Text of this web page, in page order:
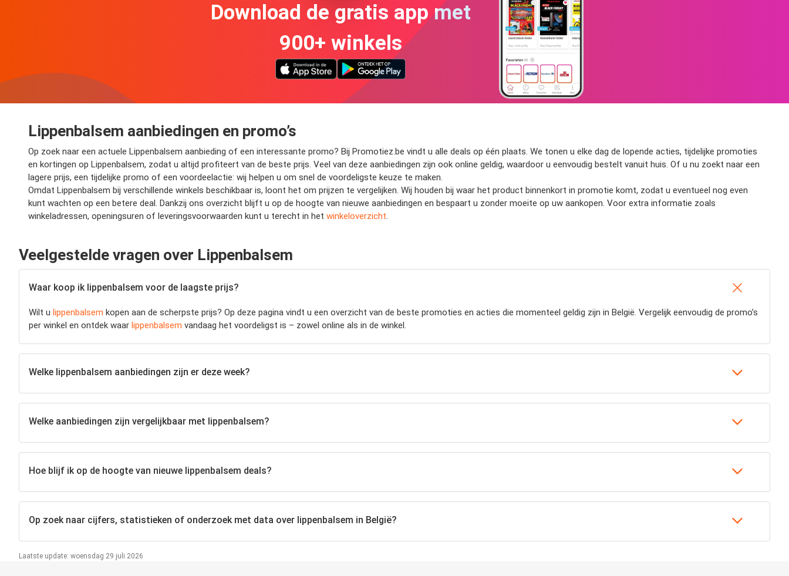
Download de gratis app met
900+ winkels
Lippenbalsem aanbiedingen en promo’s
Op zoek naar een actuele Lippenbalsem aanbieding of een interessante promo? Bij Promotiez.be vindt u alle deals op één plaats. We tonen u elke dag de lopende acties, tijdelijke promoties
en kortingen op Lippenbalsem, zodat u altijd profiteert van de beste prijs. Veel van deze aanbiedingen zijn ook online geldig, waardoor u eenvoudig bestelt vanuit huis. Of u nu zoekt naar een
lagere prijs, een tijdelijke promo of een voordeelactie: wij helpen u om snel de voordeligste keuze te maken.
Omdat Lippenbalsem bij verschillende winkels beschikbaar is, loont het om prijzen te vergelijken. Wij houden bij waar het product binnenkort in promotie komt, zodat u eventueel nog even
kunt wachten op een betere deal. Dankzij ons overzicht blijft u op de hoogte van nieuwe aanbiedingen en bespaart u zonder moeite op uw aankopen. Voor extra informatie zoals
winkeladressen, openingsuren of leveringsvoorwaarden kunt u terecht in het winkeloverzicht
Veelgestelde vragen over Lippenbalsem
Waar koop ik lippenbalsem voor de laagste prijs?
Wilt u lippenbalsem kopen aan de scherpste prijs? Op deze pagina vindt u een overzicht van de beste promoties en acties die momenteel geldig zijn in België. Vergelijk eenvoudig de promo’s
per winkel en ontdek waar lippenbalsem vandaag het voordeligst is – zowel online als in de winkel.
Welke lippenbalsem aanbiedingen zijn er deze week?
Welke aanbiedingen zijn vergelijkbaar met lippenbalsem?
Hoe blijf ik op de hoogte van nieuwe lippenbalsem deals?
Op zoek naar cijfers, statistieken of onderzoek met data over lippenbalsem in België?
Laatste update: woensdag 29 juli 2026